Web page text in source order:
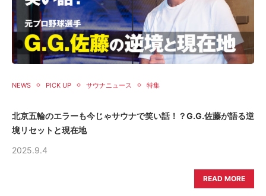
NEWS PICK UP サウナニュース 特集
北京五輪のエラーも今じゃサウナで笑い話！？G.G.佐藤が語る逆
境リセットと現在地
2025.9.4
READ MORE